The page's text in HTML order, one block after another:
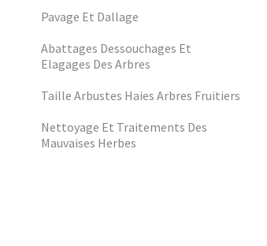
Pavage Et Dallage
Abattages Dessouchages Et
Elagages Des Arbres
Taille Arbustes Haies Arbres Fruitiers
Nettoyage Et Traitements Des
Mauvaises Herbes